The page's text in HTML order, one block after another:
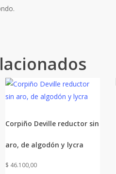
Corpiño Deville reductor sin
aro, de algodón y lycra
$ 46.100,00